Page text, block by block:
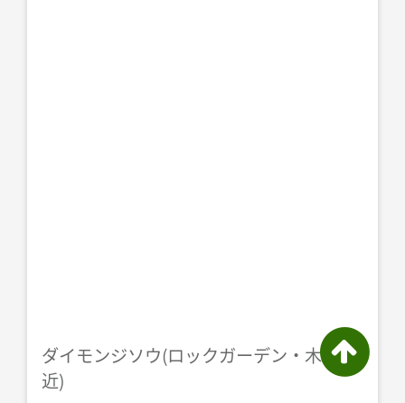
ダイモンジソウ(ロックガーデン・木道付
近)